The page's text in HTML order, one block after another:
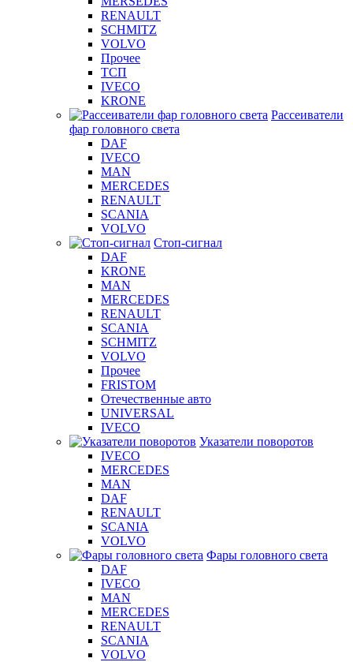
RENAULT
SCHMITZ
VOLVO
Прочее
ТСП
IVECO
KRONE
Рассеиватели
фар головного света
DAF
IVECO
MAN
MERCEDES
RENAULT
SCANIA
VOLVO
Стоп-сигнал
DAF
KRONE
MAN
MERCEDES
RENAULT
SCANIA
SCHMITZ
VOLVO
Прочее
FRISTOM
Отечественные авто
UNIVERSAL
IVECO
Указатели поворотов
IVECO
MERCEDES
MAN
DAF
RENAULT
SCANIA
VOLVO
Фары головного света
DAF
IVECO
MAN
MERCEDES
RENAULT
SCANIA
VOLVO